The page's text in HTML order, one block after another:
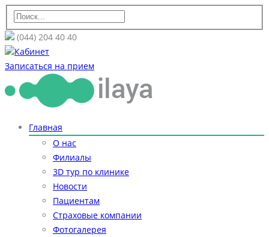
(044) 204 40 40
Кабинет
Записаться на прием
Главная
О нас
Филиалы
3D тур по клинике
Новости
Пациентам
Страховые компании
Фотогалерея